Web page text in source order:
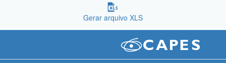
Gerar arquivo XLS